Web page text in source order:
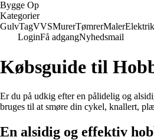
Bygge Op
Kategorier
GulvTagVVSMurerTømrerMaler
LoginFå adgangNyhedsmail
Købsguide til
Er du på udkig efter en pålidelig og
bruges til at smøre din cykel, knallert,
En alsidig og effektiv